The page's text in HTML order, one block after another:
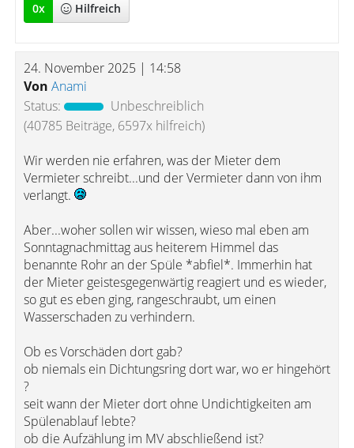
0x Hilfreich
24. November 2025 | 14:58
Von Anami
Status:
Unbeschreiblich
(40785 Beiträge, 6597x hilfreich)
Wir werden nie erfahren, was der Mieter dem
Vermieter schreibt...und der Vermieter dann von ihm
verlangt.
Aber...woher sollen wir wissen, wieso mal eben am
Sonntagnachmittag aus heiterem Himmel das
benannte Rohr an der Spüle *abfiel*. Immerhin hat
der Mieter geistesgegenwärtig reagiert und es wieder,
so gut es eben ging, rangeschraubt, um einen
Wasserschaden zu verhindern.
Ob es Vorschäden dort gab?
ob niemals ein Dichtungsring dort war, wo er hingehört
?
seit wann der Mieter dort ohne Undichtigkeiten am
Spülenablauf lebte?
ob die Aufzählung im MV abschließend ist?